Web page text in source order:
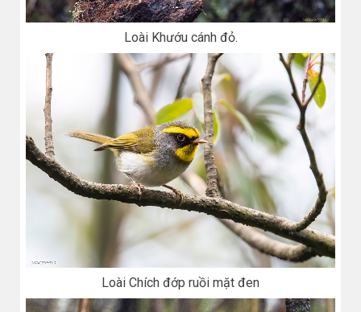
Loài Khướu cánh đỏ.
Loài Chích đớp ruồi mặt đen